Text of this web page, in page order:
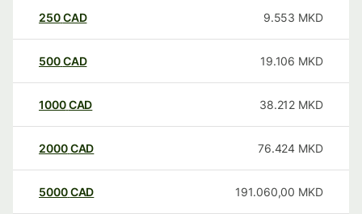
250CAD 9.553 MKD
500CAD 19.106 MKD
1000CAD 38.212 MKD
2000CAD 76.424 MKD
5000CAD 191.060,00 MKD